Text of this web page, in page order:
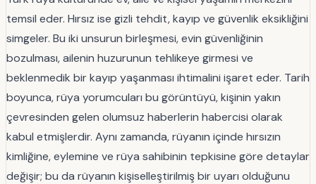
temsil eder. Hırsız ise gizli tehdit, kayıp ve güvenlik eksikliğini
simgeler. Bu iki unsurun birleşmesi, evin güvenliğinin
bozulması, ailenin huzurunun tehlikeye girmesi ve
beklenmedik bir kayıp yaşanması ihtimalini işaret eder. Tarih
boyunca, rüya yorumcuları bu görüntüyü, kişinin yakın
çevresinden gelen olumsuz haberlerin habercisi olarak
kabul etmişlerdir. Aynı zamanda, rüyanın içinde hırsızın
kimliğine, eylemine ve rüya sahibinin tepkisine göre detaylar
değişir; bu da rüyanın kişiselleştirilmiş bir uyarı olduğunu